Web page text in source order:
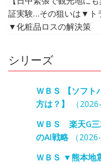
証実験…その狙いは▼ト
▼化粧品ロスの解決策
シリーズ
ＷＢＳ 【ソフト
方は？】
（
ＷＢＳ 楽天G三
のAI戦略（2026-
ＷＢＳ ▼熊本地